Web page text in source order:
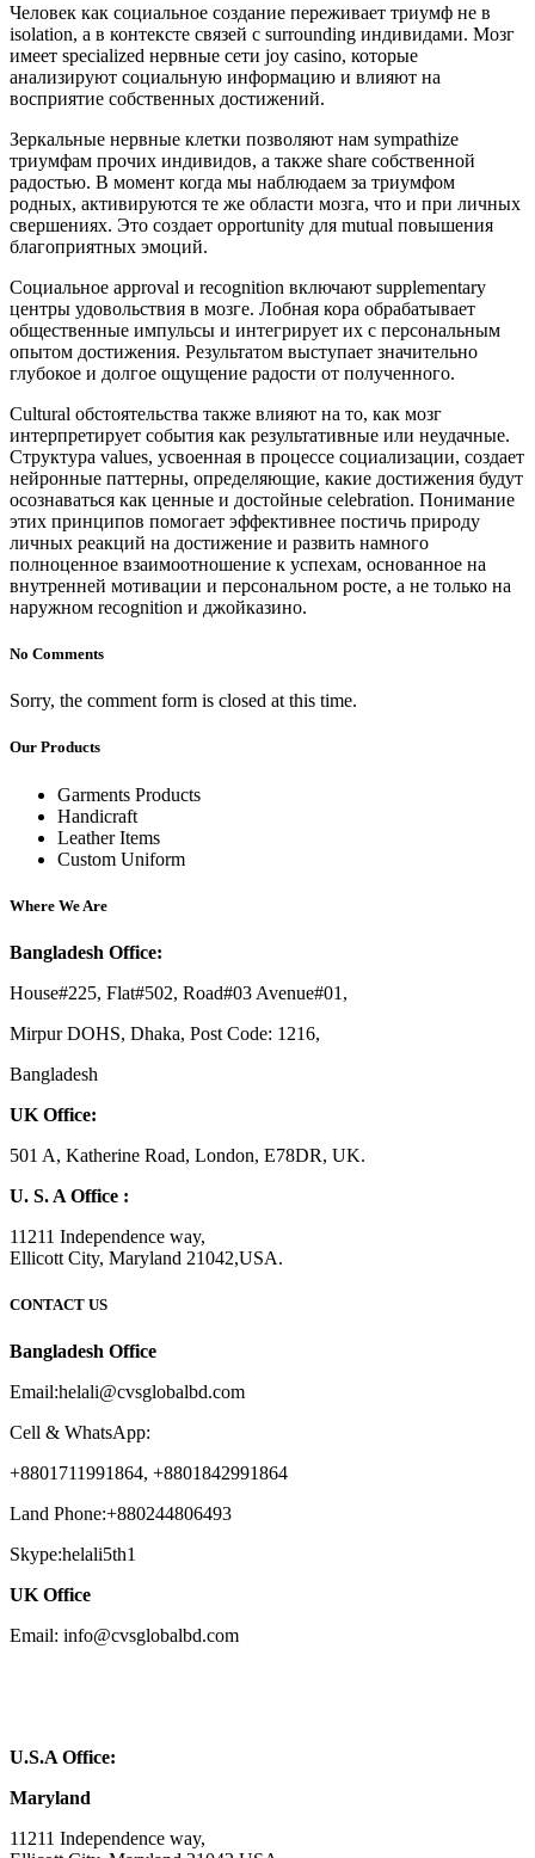
Человек как социальное создание переживает триумф не в
isolation, а в контексте связей с surrounding индивидами. Мозг
имеет specialized нервные сети joy casino, которые
анализируют социальную информацию и влияют на
восприятие собственных достижений.
Зеркальные нервные клетки позволяют нам sympathize
триумфам прочих индивидов, а также share собственной
радостью. В момент когда мы наблюдаем за триумфом
родных, активируются те же области мозга, что и при личных
свершениях. Это создает opportunity для mutual повышения
благоприятных эмоций.
Социальное approval и recognition включают supplementary
центры удовольствия в мозге. Лобная кора обрабатывает
общественные импульсы и интегрирует их с персональным
опытом достижения. Результатом выступает значительно
глубокое и долгое ощущение радости от полученного.
Cultural обстоятельства также влияют на то, как мозг
интерпретирует события как результативные или неудачные.
Структура values, усвоенная в процессе социализации, создает
нейронные паттерны, определяющие, какие достижения будут
осознаваться как ценные и достойные celebration. Понимание
этих принципов помогает эффективнее постичь природу
личных реакций на достижение и развить намного
полноценное взаимоотношение к успехам, основанное на
внутренней мотивации и персональном росте, а не только на
наружном recognition и джойказино.
No Comments
Sorry, the comment form is closed at this time.
Our Products
Garments Products
Handicraft
Leather Items
Custom Uniform
Where We Are
Bangladesh Office:
House#225, Flat#502, Road#03 Avenue#01,
Mirpur DOHS, Dhaka, Post Code: 1216,
Bangladesh
UK Office:
501 A, Katherine Road, London, E78DR, UK.
U. S. A Office :
11211 Independence way,
Ellicott City, Maryland 21042,USA.
CONTACT US
Bangladesh Office
Email:helali@cvsglobalbd.com
Cell & WhatsApp:
+8801711991864, +8801842991864
Land Phone:+880244806493
Skype:helali5th1
UK Office
Email: info@cvsglobalbd.com
U.S.A Office:
Maryland
11211 Independence way,